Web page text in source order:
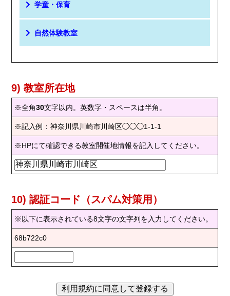
学童・保育
自然体験教室
9) 教室所在地
※全角30文字以内。英数字・スペースは半角。
※記入例：神奈川県川崎市川崎区◯◯◯1-1-1
※HPにて確認できる教室開催地情報を記入してください。
10) 認証コード（スパム対策用）
※以下に表示されている8文字の文字列を入力してください。
68b722c0